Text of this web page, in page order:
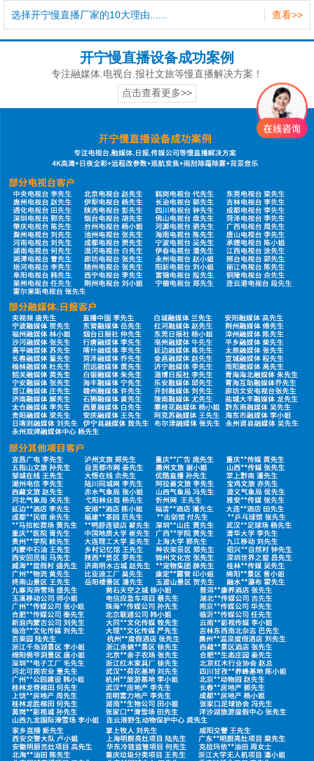
查看>>
选择开宁慢直播厂家的10大理由......
开宁慢直播设备成功案例
专注融媒体.电视台.报社文旅等慢直播解决方案！
点击查看更多>>